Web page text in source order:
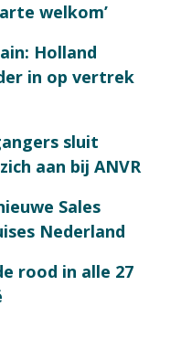
welkom’
Holland
in op vertrek
sluit
aan bij ANVR
Sales
Nederland
rood in alle 27